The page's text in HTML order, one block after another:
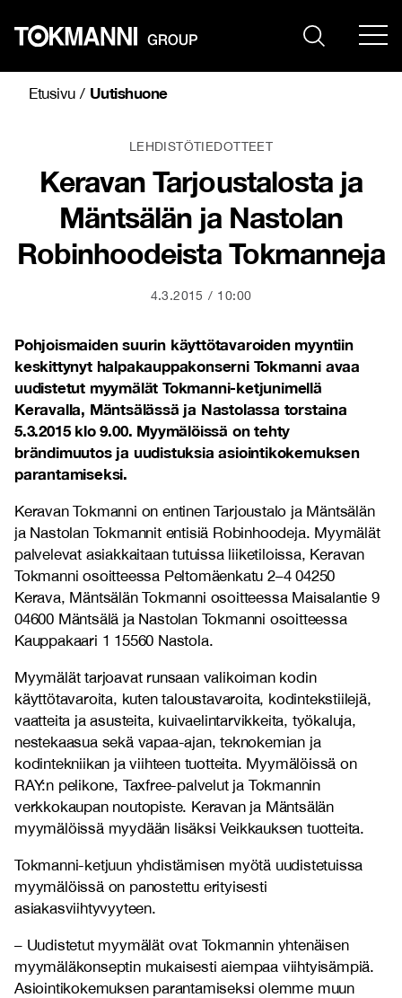
sisältöön
Etusivu/ Uutishuone
LEHDISTÖTIEDOTTEET
Keravan Tarjoustalosta ja
Mäntsälän ja Nastolan
Robinhoodeista Tokmanneja
4.3.2015 10:00
Pohjoismaiden suurin käyttötavaroiden myyntiin
keskittynyt halpakauppakonserni Tokmanni avaa
uudistetut myymälät Tokmanni-ketjunimellä
Keravalla, Mäntsälässä ja Nastolassa torstaina
5.3.2015 klo 9.00. Myymälöissä on tehty
brändimuutos ja uudistuksia asiointikokemuksen
parantamiseksi.
Keravan Tokmanni on entinen Tarjoustalo ja Mäntsälän
ja Nastolan Tokmannit entisiä Robinhoodeja. Myymälät
palvelevat asiakkaitaan tutuissa liiketiloissa, Keravan
Tokmanni osoitteessa Peltomäenkatu 2–4 04250
Kerava, Mäntsälän Tokmanni osoitteessa Maisalantie 9
04600 Mäntsälä ja Nastolan Tokmanni osoitteessa
Kauppakaari 1 15560 Nastola.
Myymälät tarjoavat runsaan valikoiman kodin
käyttötavaroita, kuten taloustavaroita, kodintekstiilejä,
vaatteita ja asusteita, kuivaelintarvikkeita, työkaluja,
nestekaasua sekä vapaa-ajan, teknokemian ja
kodintekniikan ja viihteen tuotteita. Myymälöissä on
RAY:n pelikone, Taxfree-palvelut ja Tokmannin
verkkokaupan noutopiste. Keravan ja Mäntsälän
myymälöissä myydään lisäksi Veikkauksen tuotteita.
Tokmanni-ketjuun yhdistämisen myötä uudistetuissa
myymälöissä on panostettu erityisesti
asiakasviihtyvyyteen.
– Uudistetut myymälät ovat Tokmannin yhtenäisen
myymäläkonseptin mukaisesti aiempaa viihtyisämpiä.
Asiointikokemuksen parantamiseksi olemme muun